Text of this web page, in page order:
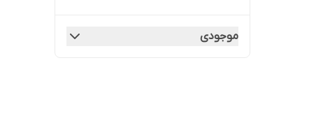
موجودی